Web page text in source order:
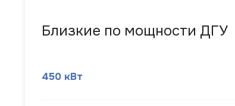
Близкие по мощности ДГУ
450 кВт